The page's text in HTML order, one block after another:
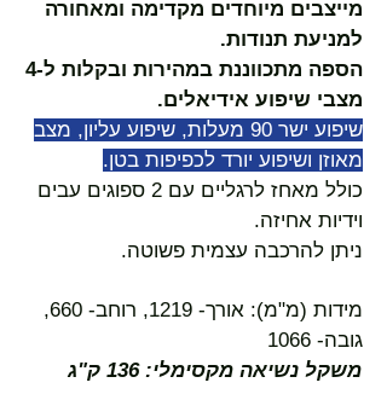
מייצבים מיוחדים מקדימה ומאחורה
למניעת תנודות.
הספה מתכווננת במהירות ובקלות ל-4
מצבי שיפוע אידיאלים.
שיפוע ישר 90 מעלות, שיפוע עליון, מצב
מאוזן ושיפוע יורד לכפיפות בטן.
כולל מאחז לרגליים עם 2 ספוגים עבים
וידיות אחיזה.
ניתן להרכבה עצמית פשוטה.
מידות (מ"מ): אורך- 1219, רוחב- 660,
גובה- 1066
משקל נשיאה מקסימלי: 136 ק"ג